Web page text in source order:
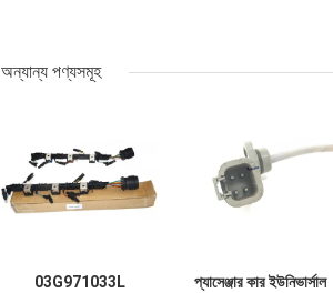
অন্যান্য পণ্যসমূহ
03G971033L
প্যাসেঞ্জার কার ইউনিভার্সাল